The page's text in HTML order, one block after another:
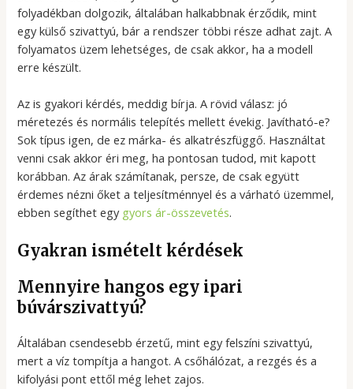
folyadékban dolgozik, általában halkabbnak érződik, mint
egy külső szivattyú, bár a rendszer többi része adhat zajt. A
folyamatos üzem lehetséges, de csak akkor, ha a modell
erre készült.
Az is gyakori kérdés, meddig bírja. A rövid válasz: jó
méretezés és normális telepítés mellett évekig. Javítható-e?
Sok típus igen, de ez márka- és alkatrészfüggő. Használtat
venni csak akkor éri meg, ha pontosan tudod, mit kapott
korábban. Az árak számítanak, persze, de csak együtt
érdemes nézni őket a teljesítménnyel és a várható üzemmel,
ebben segíthet egy gyors ár-összevetés.
Gyakran ismételt kérdések
Mennyire hangos egy ipari
búvárszivattyú?
Általában csendesebb érzetű, mint egy felszíni szivattyú,
mert a víz tompítja a hangot. A csőhálózat, a rezgés és a
kifolyási pont ettől még lehet zajos.